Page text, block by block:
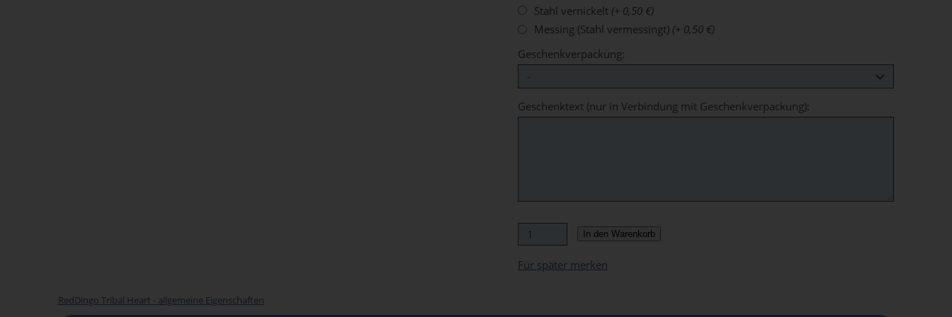
Stahl vernickelt (+ 0,50 €)
Messing (Stahl vermessingt) (+ 0,50 €)
Geschenkverpackung:
Geschenktext (nur in Verbindung mit Geschenkverpackung):
In den Warenkorb
Für später merken
RedDingo Tribal Heart - allgemeine Eigenschaften